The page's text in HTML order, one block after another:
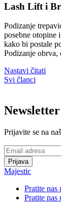
Lash Lift i
Podizanje
posebne otopine
kako bi postale
Podizanje obrva,
Nastavi čitati
Svi članci
Newsletter
Prijavite se na
Majestic
Pratite nas
Pratite nas